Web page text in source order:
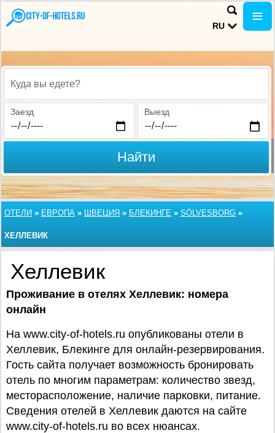
RU
Куда вы едете?
Заезд Выезд
Найти
ОТЕЛИ » ЕВРОПА » ШВЕЦИЯ » БЛЕКИНГЕ » SÖLVESBORG »
ХЕЛЛЕВИК
Хеллевик
Проживание в отелях Хеллевик: номера
онлайн
На www.city-of-hotels.ru опубликованы отели в
Хеллевик, Блекинге для онлайн-резервирования.
Гость сайта получает возможность бронировать
отель по многим параметрам: количество звезд,
месторасположение, наличие парковки, питание.
Сведения отелей в Хеллевик даются на сайте
www.city-of-hotels.ru во всех нюансах.